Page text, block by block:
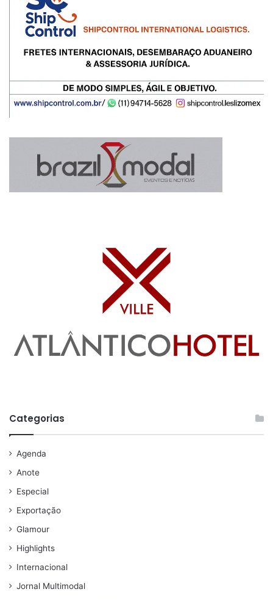
Categorias
Agenda
Anote
Especial
Exportação
Glamour
Highlights
Internacional
Jornal Multimodal